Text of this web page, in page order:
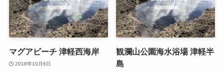
マグアビーチ 津軽西海岸
2018年10月6日
観瀾山公園海水浴場 津軽半
島